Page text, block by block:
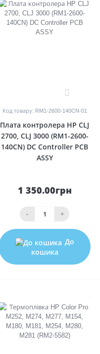
0
Код товару: RM1-2600-140CN-01
Плата контролера HP CLJ
2700, CLJ 3000 (RM1-2600-
140CN) DC Controller PCB
ASSY
1 350.00грн
- +
До
кошика